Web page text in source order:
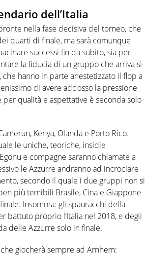
dell’Italia
nella fase decisiva del torneo, che
quarti di finale, ma sarà comunque
successi fin da subito, sia per
la fiducia di un gruppo che arriva sì
, che hanno in parte anestetizzato il flop a
di avere addosso la pressione
qualità e aspettative è seconda solo
Kenya, Olanda e Porto Rico.
le uniche, teoriche, insidie
e compagne saranno chiamate a
le Azzurre andranno ad incrociare
secondo il quale i due gruppi non si
più temibili Brasile, Cina e Giappone
Insomma: gli spauracchi della
battuto proprio l’Italia nel 2018, e degli
delle Azzurre solo in finale.
giocherà sempre ad Arnhem: